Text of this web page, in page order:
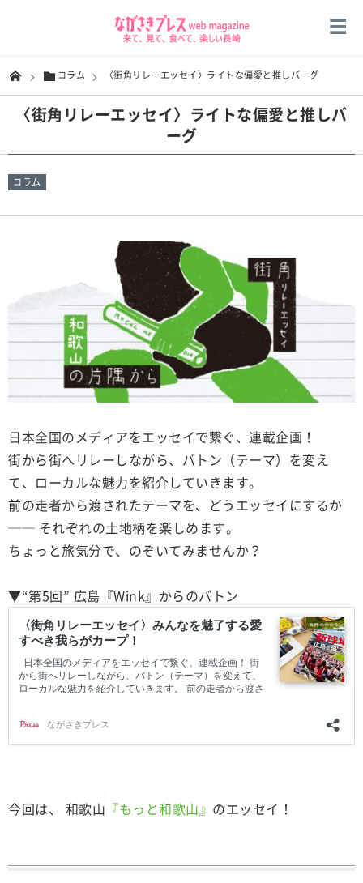
コラム 〈街角リレーエッセイ〉ライトな偏愛と推しバーグ
〈街角リレーエッセイ〉ライトな偏愛と推しバ
ーグ
コラム
日本全国のメディアをエッセイで繋ぐ、連載企画！
街から街へリレーしながら、バトン（テーマ）を変え
て、ローカルな魅力を紹介していきます。
前の走者から渡されたテーマを、どうエッセイにするか
── それぞれの土地柄を楽しめます。
ちょっと旅気分で、のぞいてみませんか？
▼“第5回” 広島『Wink』からのバトン
今回は、 和歌山 『もっと和歌山』 のエッセイ！